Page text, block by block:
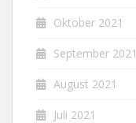
Oktober 2021
September 2021
August 2021
Juli 2021